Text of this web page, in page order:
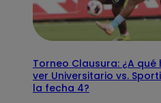
Torneo Clausura: ¿A
ver Universitario vs.
la fecha 4?